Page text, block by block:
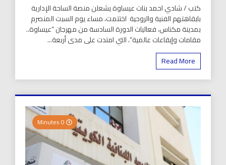
كتب / شادي احمد بنات عيساوة يشعلن منصة الساحة الإدارية
بايقاهتهم الفنية والروحية اختتمت، مساء يوم السبت المنصرم
بمدينة مكناس، فعاليات الدورة السادسة من مهرجان “عيساوة..
مقامات وإيقاعات عالمية”، التي امتدت على مدى أربعة...
Read More